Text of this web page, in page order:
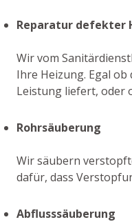
Reparatur defekter
Wir vom
Ihre Heizung. Egal
Leistung liefert, oder
Rohrsäuberung
Wir säubern
dafür, dass
Abflusssäuberung